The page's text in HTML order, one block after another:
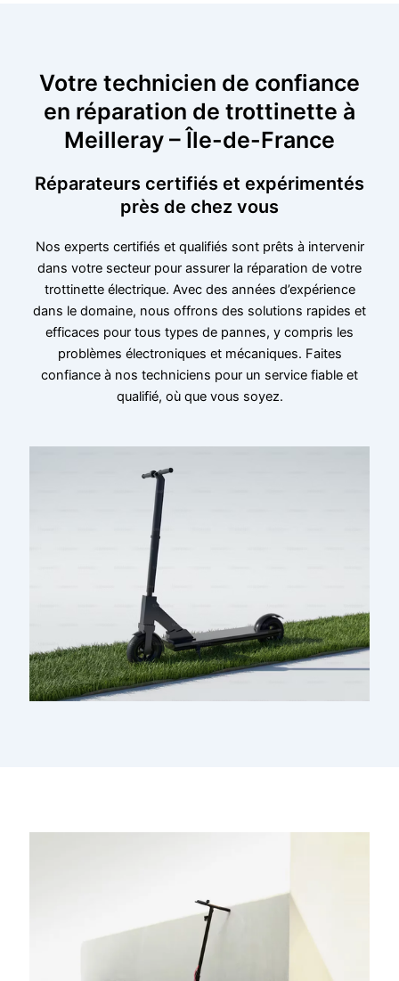
Votre technicien de confiance
en réparation de trottinette à
Meilleray – Île-de-France
Réparateurs certifiés et expérimentés
près de chez vous
Nos experts certifiés et qualifiés sont prêts à intervenir
dans votre secteur pour assurer la réparation de votre
trottinette électrique. Avec des années d’expérience
dans le domaine, nous offrons des solutions rapides et
efficaces pour tous types de pannes, y compris les
problèmes électroniques et mécaniques. Faites
confiance à nos techniciens pour un service fiable et
qualifié, où que vous soyez.